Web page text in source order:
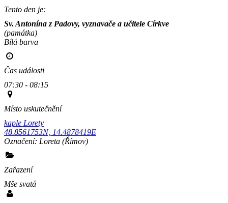
Tento den je:
Sv. Antonína z Padovy, vyznavače a učitele Církve
(památka)
Bílá barva
Čas události
07:30 - 08:15
Místo uskutečnění
kaple Lorety
48.8561753N, 14.4878419E
Označení: Loreta (Římov)
Zařazení
Mše svatá